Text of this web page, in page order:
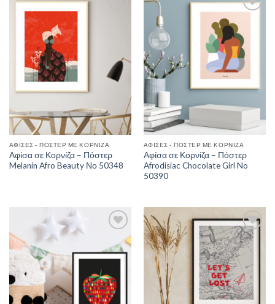
ΑΦΊΣΕΣ - ΠΌΣΤΕΡ ΜΕ ΚΟΡΝΊΖΑ
Αφίσα σε Κορνίζα – Πόστερ
Melanin Afro Beauty Νο 50348
Wishlist
ΑΦΊΣΕΣ - ΠΌΣΤΕΡ ΜΕ ΚΟΡΝΊΖΑ
Αφίσα σε Κορνίζα – Πόστερ
Afrodisiac Chocolate Girl No
50390
Wishlist
Add to
Wishlist